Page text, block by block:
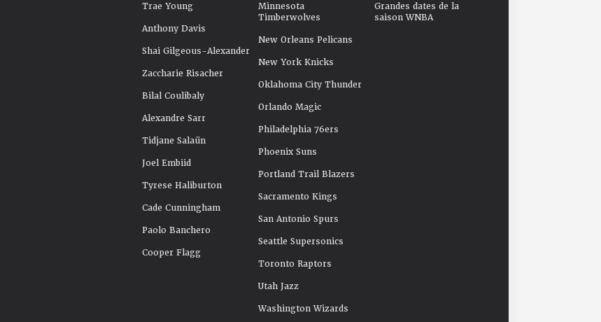
Trae Young
Anthony Davis
Shai Gilgeous-Alexander
Zaccharie Risacher
Bilal Coulibaly
Alexandre Sarr
Tidjane Salaün
Joel Embiid
Tyrese Haliburton
Cade Cunningham
Paolo Banchero
Cooper Flagg
Minnesota
Timberwolves
New Orleans Pelicans
New York Knicks
Oklahoma City Thunder
Orlando Magic
Philadelphia 76ers
Phoenix Suns
Portland Trail Blazers
Sacramento Kings
San Antonio Spurs
Seattle Supersonics
Toronto Raptors
Utah Jazz
Washington Wizards
Grandes dates de la
saison WNBA